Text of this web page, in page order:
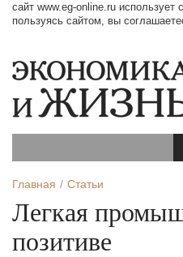
сайт www.eg-online.ru использует
пользуясь сайтом, вы
Главная Статьи
Легкая
позитиве